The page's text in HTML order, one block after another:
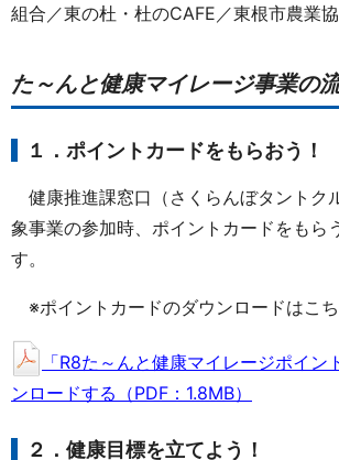
組合／東の杜・杜のCAFE／東根市農業
た～んと健康マイレージ事業の
１．ポイントカードをもらおう！
健康推進課窓口（さくらんぼタントク
象事業の参加時、ポイントカードをもら
す。
※ポイントカードのダウンロードはこ
「R8た～んと健康マイレージポイン
ンロードする（PDF：1.8MB）
２．健康目標を立てよう！